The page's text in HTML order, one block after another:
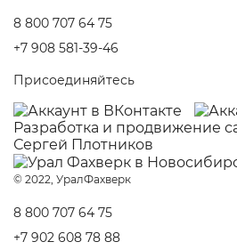
8 800 707 64 75
+7 908 581-39-46
Присоединяйтесь
Разработка и продвижение
Сергей Плотников
© 2022, УралФахверк
8 800 707 64 75
+7 902 608 78 88